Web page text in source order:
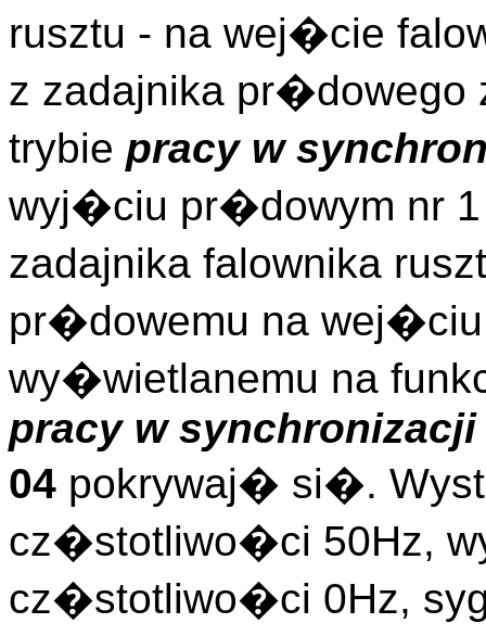
rusztu - na wej�cie
z zadajnika pr�dowego
trybie pracy w
wyj�ciu pr�dowym nr
zadajnika falownika
pr�dowemu na wej�ciu
wy�wietlanemu na
pracy w synchronizacji
04 pokrywaj� si�.
cz�stotliwo�ci 50Hz,
cz�stotliwo�ci 0Hz,